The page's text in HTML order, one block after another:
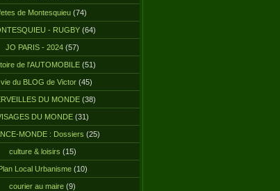
de Montesquieu(74)
- RUGBY (64)
JO PARIS - 2024 (57)
de l'AUTOMOBILE (51)
du BLOG de Victor(45)
DU MONDE(38)
DU MONDE(31)
MONDE : Dossiers (25)
culture & loisirs (15)
Local Urbanisme(10)
courier au maire (9)